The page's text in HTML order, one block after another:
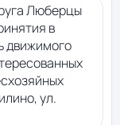
Люберцы
в
движимого
ул.